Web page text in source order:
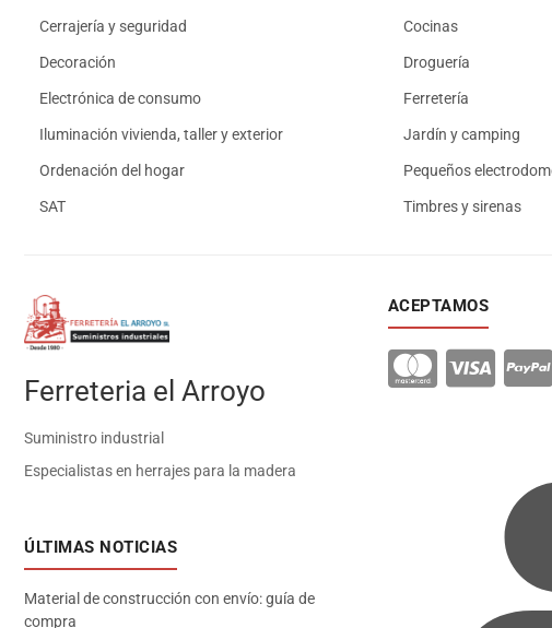
Cerrajería y seguridad Cocinas
Decoración Droguería
Electrónica de consumo Ferretería
Iluminación vivienda, taller y exterior Jardín y camping
Ordenación del hogar Pequeños
SAT Timbres y sirenas
Ferreteria el Arroyo
Suministro industrial
Especialistas en herrajes para la madera
ÚLTIMAS NOTICIAS
Material de construcción con envío: guía de
compra
ACEPTAMOS